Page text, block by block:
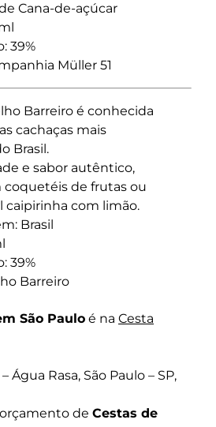
Cana-de-açúcar
39%
Müller 51
Barreiro é conhecida
cachaças mais
Brasil.
e sabor autêntico,
coquetéis de frutas ou
caipirinha com limão.
Brasil
39%
Barreiro
São Paulo é na Cesta
Água Rasa, São Paulo – SP,
de Cestas de